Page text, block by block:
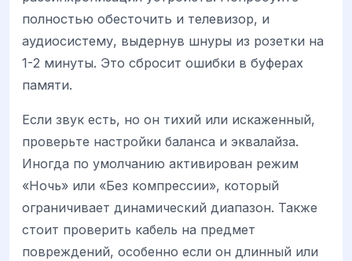
полностью обесточить и телевизор, и
аудиосистему, выдернув шнуры из розетки на
1-2 минуты. Это сбросит ошибки в буферах
памяти.
Если звук есть, но он тихий или искаженный,
проверьте настройки баланса и эквалайза.
Иногда по умолчанию активирован режим
«Ночь» или «Без компрессии», который
ограничивает динамический диапазон. Также
стоит проверить кабель на предмет
повреждений, особенно если он длинный или